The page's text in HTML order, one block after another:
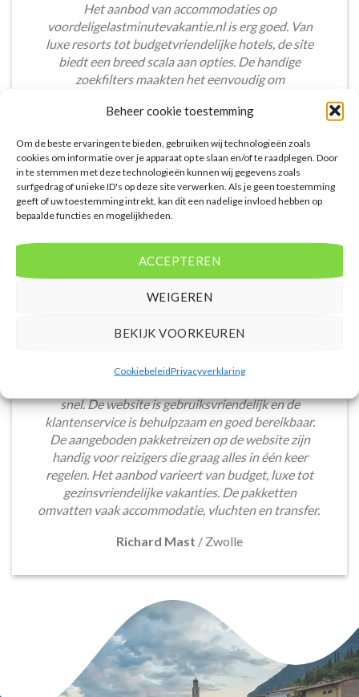
Beheer cookie toestemming
Om de beste ervaringen te bieden, gebruiken wij technologieën zoals
cookies om informatie over je apparaat op te slaan en/of te raadplegen. Door
in te stemmen met deze technologieën kunnen wij gegevens zoals
surfgedrag of unieke ID's op deze site verwerken. Als je geen toestemming
geeft of uw toestemming intrekt, kan dit een nadelige invloed hebben op
bepaalde functies en mogelijkheden.
ACCEPTEREN
WEIGEREN
BEKIJK VOORKEUREN
CookiebeleidPrivacyverklaring
Het aanbod van accommodaties op
voordeligelastminutevakantie.nl is erg goed. Van
luxe resorts tot budgetvriendelijke hotels, de site
biedt een breed scala aan opties. De handige
zoekfilters maakten het eenvoudig om
voorkeuren en budget.
Tim Beukers/Tilburg
Het boeken van een lastminute vakantie via
snel. De website is gebruiksvriendelijk en de
klantenservice is behulpzaam en goed bereikbaar.
De aangeboden pakketreizen op de website zijn
handig voor reizigers die graag alles in één keer
regelen. Het aanbod varieert van budget, luxe tot
gezinsvriendelijke vakanties. De pakketten
omvatten vaak accommodatie, vluchten en transfer.
Richard Mast / Zwolle